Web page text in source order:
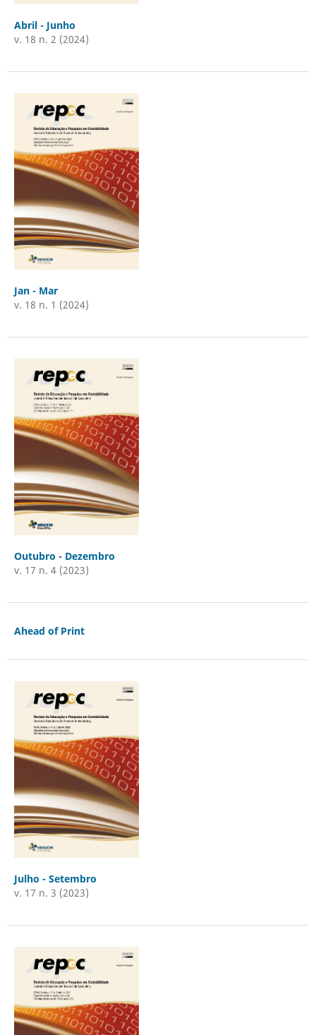
Abril - Junho
v. 18 n. 2 (2024)
Jan - Mar
v. 18 n. 1 (2024)
Outubro - Dezembro
v. 17 n. 4 (2023)
Ahead of Print
Julho - Setembro
v. 17 n. 3 (2023)